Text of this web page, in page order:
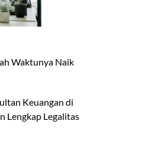
Waktunya Naik
Keuangan di
Lengkap Legalitas